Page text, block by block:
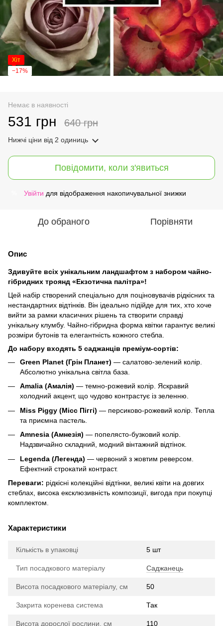
Хіт
−17%
Немає в наявності
531 грн 640 грн
Нижчі ціни від 2 одиниць
Повідомити, коли з'явиться
Увійти для відображення накопичувальної знижки
До обраного Порівняти
Опис
Здивуйте всіх унікальним ландшафтом з набором чайно-
гібридних троянд «Екзотична палітра»!
Цей набір створений спеціально для поціновувачів рідкісних та
нестандартних відтінків. Він ідеально підійде для тих, хто хоче
вийти за рамки класичних рішень та створити справді
унікальну клумбу. Чайно-гібридна форма квітки гарантує великі
розміри бутонів та елегантність кожного стебла.
До набору входять 5 саджанців преміум-сортів:
Green Planet (Грін Планет) — салатово-зелений колір.
Абсолютно унікальна світла база.
Amalia (Амалія) — темно-рожевий колір. Яскравий
холодний акцент, що чудово контрастує із зеленню.
Miss Piggy (Місс Піггі) — персиково-рожевий колір. Тепла
та приємна пастель.
Amnesia (Амнезія) — попелясто-бузковий колір.
Надзвичайно складний, модний вінтажний відтінок.
Legenda (Легенда) — червоний з жовтим реверсом.
Ефектний строкатий контраст.
Переваги: рідкісні колекційні відтінки, великі квіти на довгих
стеблах, висока ексклюзивність композиції, вигода при покупці
комплектом.
Характеристики
Кількість в упаковці 5 шт
Тип посадкового матеріалу Саджанець
Висота посадкового матеріалу, см 50
Закрита коренева система Так
Висота дорослої рослини, см 110